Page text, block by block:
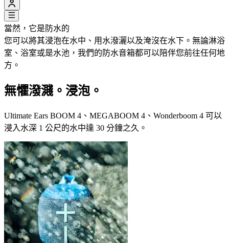
當然，它是防水的
您可以將其浸泡在水中、用水潑灑以及淹沒在水下。無論淋浴
室、浴室或是水池，我們的防水音箱都可以陪伴您前往任何地
方。
無懼潑濺。浸泡。
Ultimate Ears BOOM 4、MEGABOOM 4、Wonderboom 4 可以
浸入水深 1 公尺的水中達 30 分鐘之久。